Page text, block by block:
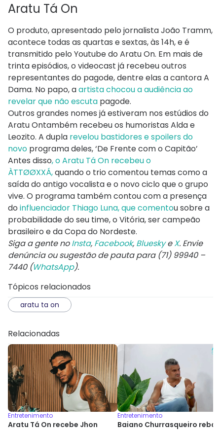
Aratu Tá On
O produto, apresentado pelo jornalista João Tramm,
acontece todas as quartas e sextas, às 14h, e é
transmitido pelo Youtube do Aratu On. Em mais de
trinta episódios, o videocast já recebeu outros
representantes do pagode, dentre elas a cantora A
Dama. No papo, aartista chocou a audiência ao
revelar que não escuta pagode.
Outros grandes nomes já estiveram nos estúdios do
Aratu Ontambém recebeu os humoristas Alda e
Leozito. A dupla revelou bastidores e spoilers do
novo programa deles, ‘De Frente com o Capitão’
Antes disso, o Aratu Tá On recebeu o
ÀTTØØXXÁ,quando o trio comentou temas como a
saída do antigo vocalista e o novo ciclo que o grupo
vive. O programa também contou com a presença
do influenciador Thiago Luna, que comentou sobre a
probabilidade do seu time, o Vitória, ser campeão
brasileiro e da Copa do Nordeste.
Siga a gente noInsta, Facebook, BlueskyeX. Envie
denúncia ou sugestão de pauta para (71) 99940 –
7440 (WhatsApp).
Tópicos relacionados
aratu ta on
Relacionadas
Entretenimento
Aratu Tá On recebe Jhon
Entretenimento
Baiano Churrasqueiro